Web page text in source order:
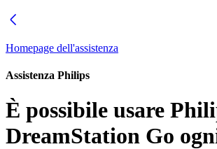
Homepage dell'assistenza
Assistenza Philips
È possibile usare
DreamStation Go